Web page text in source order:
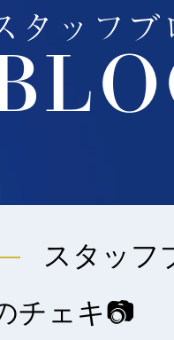
タッフ
スタッフ
チェキ📷